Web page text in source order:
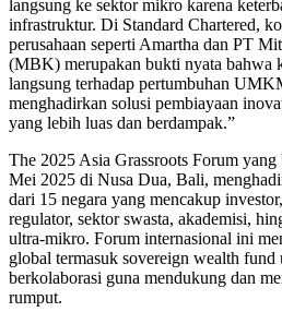
langsung ke sektor mikro karena
infrastruktur. Di Standard Chartered,
perusahaan seperti Amartha dan PT
(MBK) merupakan bukti nyata bahwa
langsung terhadap pertumbuhan
menghadirkan solusi pembiayaan
yang lebih luas dan berdampak.”
The 2025 Asia Grassroots Forum
Mei 2025 di Nusa Dua, Bali,
dari 15 negara yang mencakup
regulator, sektor swasta, akademisi,
ultra-mikro. Forum internasional ini
global termasuk sovereign wealth fund
berkolaborasi guna mendukung dan
rumput.